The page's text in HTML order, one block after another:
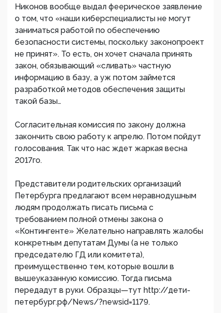
Никонов вообще выдал феерическое заявление
о том, что «наши киберспециалисты не могут
заниматься работой по обеспечению
безопасности системы, поскольку законопроект
не принят». То есть, он хочет сначала принять
закон, обязывающий «сливать» частную
информацию в базу, а уж потом займется
разработкой методов обеспечения защиты
такой базы…
Согласительная комиссия по закону должна
закончить свою работу к апрелю. Потом пойдут
голосования. Так что нас ждет жаркая весна
2017го.
Представители родительских организаций
Петербурга предлагают всем неравнодушным
людям продолжать писать письма с
требованием полной отмены закона о
«Контингенте» Желательно направлять жалобы
конкретным депутатам Думы (а не только
председателю ГД или комитета),
преимущественно тем, которые вошли в
вышеуказанную комиссию. Тогда письма
передадут в руки. Образцы—тут http://дети-
петербург.рф/News/?newsid=1179.